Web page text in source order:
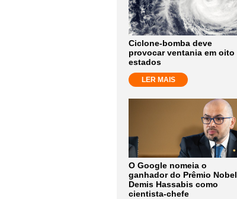
Ciclone-bomba deve
provocar ventania em oito
estados
LER MAIS
O Google nomeia o
ganhador do Prêmio Nobel
Demis Hassabis como
cientista-chefe